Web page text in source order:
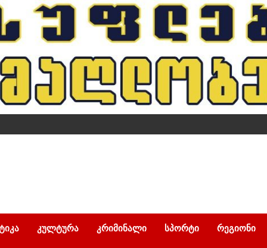
ᲙᲣᲚᲢᲣᲠᲐ ᲙᲠᲘᲛᲘᲜᲐᲚᲘ ᲡᲞᲝᲠᲢᲘ ᲠᲔᲒᲘᲝᲜᲘ